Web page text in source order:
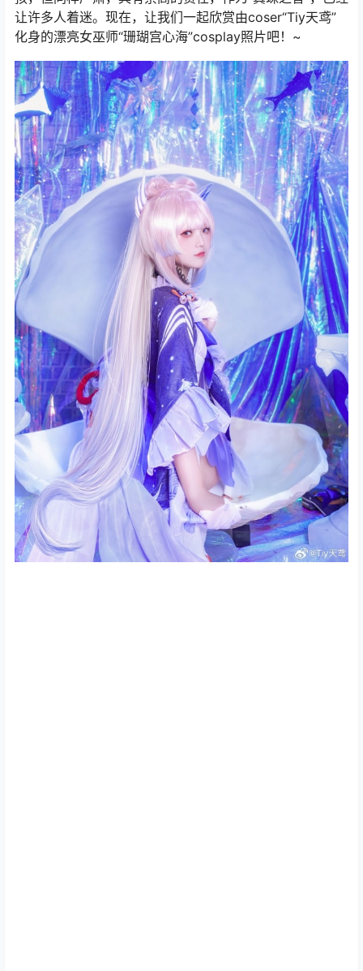
让许多人着迷。现在，让我们一起欣赏由coser“Tiy天鸢”
化身的漂亮女巫师“珊瑚宫心海”cosplay照片吧！~